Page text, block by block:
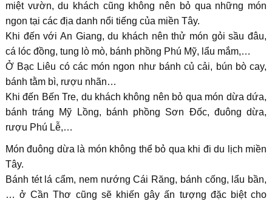
miệt vườn, du khách cũng không nên bỏ qua những món
ngon tại các địa danh nổi tiếng của miền Tây.
Khi đến với An Giang, du khách nên thử món gỏi sầu đâu,
cá lóc đồng, tung lò mò, bánh phồng Phú Mỹ, lẩu mắm,…
Ở Bạc Liêu có các món ngon như bánh củ cải, bún bò cay,
bánh tằm bì, rượu nhãn…
Khi đến Bến Tre, du khách không nên bỏ qua món dừa dứa,
bánh tráng Mỹ Lồng, bánh phồng Sơn Đốc, đuông dừa,
rượu Phú Lễ,…
Món đuông dừa là món không thể bỏ qua khi đi du lịch miền
Tây.
Bánh tét lá cẩm, nem nướng Cái Răng, bánh cống, lẩu bần,
… ở Cần Thơ cũng sẽ khiến gây ấn tượng đặc biệt cho